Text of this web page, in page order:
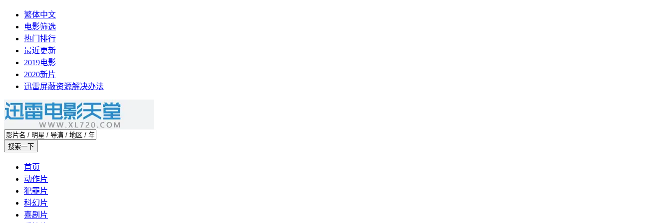
繁体中文
电影筛选
热门排行
最近更新
2019电影
2020新片
迅雷屏蔽资源解决办法
首页
动作片
犯罪片
科幻片
喜剧片